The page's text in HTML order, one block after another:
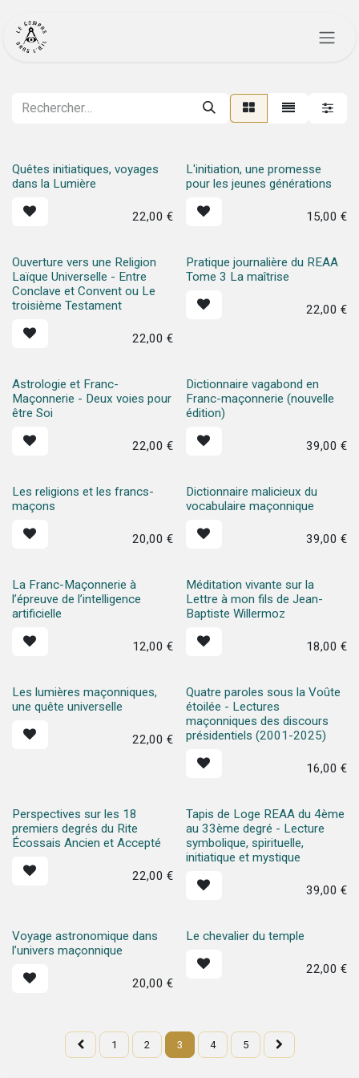
Quêtes initiatiques, voyages
dans la Lumière
22,00 €
L'initiation, une promesse
pour les jeunes générations
15,00 €
Ouverture vers une Religion
Laïque Universelle - Entre
Conclave et Convent ou Le
troisième Testament
22,00 €
Pratique journalière du REAA
Tome 3 La maîtrise
22,00 €
Astrologie et Franc-
Maçonnerie - Deux voies pour
être Soi
22,00 €
Dictionnaire vagabond en
Franc-maçonnerie (nouvelle
édition)
39,00 €
Les religions et les francs-
maçons
20,00 €
Dictionnaire malicieux du
vocabulaire maçonnique
39,00 €
La Franc-Maçonnerie à
l’épreuve de l’intelligence
artificielle
12,00 €
Méditation vivante sur la
Lettre à mon fils de Jean-
Baptiste Willermoz
18,00 €
Les lumières maçonniques,
une quête universelle
22,00 €
Quatre paroles sous la Voûte
étoilée - Lectures
maçonniques des discours
présidentiels (2001-2025)
16,00 €
Perspectives sur les 18
premiers degrés du Rite
Écossais Ancien et Accepté
22,00 €
Tapis de Loge REAA du 4ème
au 33ème degré - Lecture
symbolique, spirituelle,
initiatique et mystique
39,00 €
Voyage astronomique dans
l’univers maçonnique
20,00 €
Le chevalier du temple
22,00 €
1 2 3 4 5